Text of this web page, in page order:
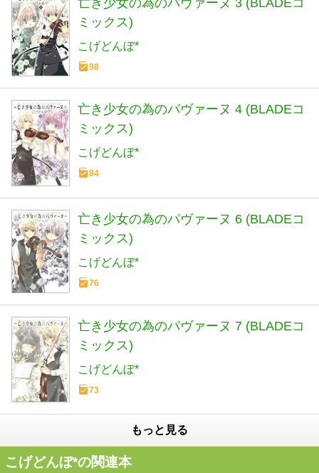
亡き少女の為のパヴァーヌ 3 (BLADEコ
ミックス)
こげどんぼ*
98
亡き少女の為のパヴァーヌ 4 (BLADEコ
ミックス)
こげどんぼ*
84
亡き少女の為のパヴァーヌ 6 (BLADEコ
ミックス)
こげどんぼ*
76
亡き少女の為のパヴァーヌ 7 (BLADEコ
ミックス)
こげどんぼ*
73
もっと見る
こげどんぼ*の関連本